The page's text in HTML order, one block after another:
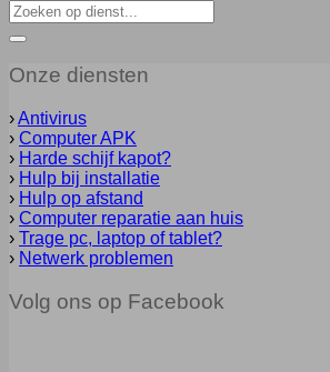
Onze diensten
›Antivirus
› Computer APK
› Harde schijf kapot?
› Hulp bij installatie
› Hulp op afstand
› Computer reparatie aan huis
› Trage pc, laptop of tablet?
› Netwerk problemen
Volg ons op Facebook